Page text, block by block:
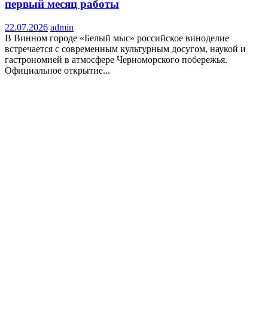
первый месяц работы
22.07.2026 admin
В Винном городе «Белый мыс» российское виноделие
встречается с современным культурным досугом, наукой и
гастрономией в атмосфере Черноморского побережья.
Официальное открытие...